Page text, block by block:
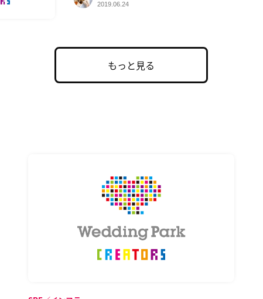
2019.06.24
もっと見る